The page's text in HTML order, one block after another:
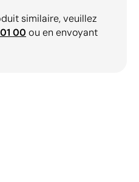
similaire, veuillez
00 ou en envoyant